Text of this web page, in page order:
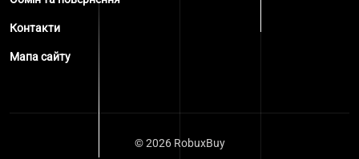
Контакти
Мапа сайту
© 2026 RobuxBuy